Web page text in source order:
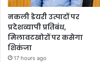
नकली डेयरी उत्पादों पर
प्रदेशव्यापी प्रतिबंध,
मिलावटखोरों पर कसेगा
शिकंजा
17 hours ago